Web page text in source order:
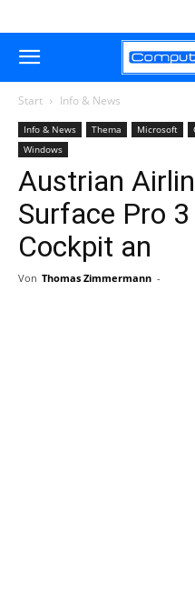
Start Info & News
Info & News Thema Microsoft
Windows
Austrian
Surface Pro
Cockpit an
Von Thomas Zimmermann -